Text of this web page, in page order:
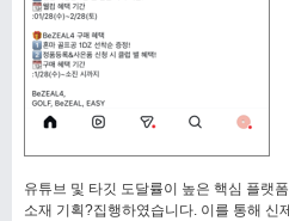
유튜브 및 타깃 도달률이 높은 핵심 플랫
소재 기획?집행하였습니다. 이를 통해 신